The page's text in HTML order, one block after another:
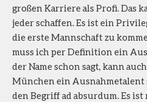
großen Karriere als Profi. Das
jeder schaffen. Es ist ein
die erste Mannschaft zu
muss ich per Definition ein
der Name schon sagt, kann
München ein Ausnahmetalent
den Begriff ad absurdum. Es